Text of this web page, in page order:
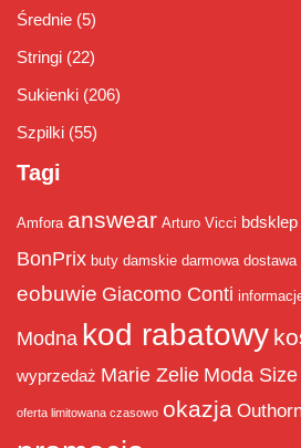
Średnie (5)
Stringi (22)
Sukienki (206)
Szpilki (55)
Tagi
Amfora answear Arturo Vicci bdsklep
BonPrix buty damskie darmowa dostawa
eobuwie Giacomo Conti
Modna kod rabatowy
wyprzedaż Marie Zelie Moda
oferta limitowana czasowo okazja